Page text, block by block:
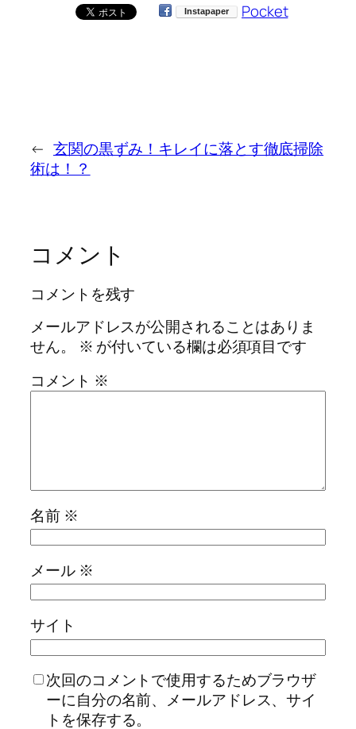
Pocket
← 玄関の黒ずみ！キレイに落とす徹底掃除
術は！？
コメント
コメントを残す
メールアドレスが公開されることはありま
せん。
※ が付いている欄は必須項目です
コメント ※
名前 ※
メール ※
サイト
次回のコメントで使用するためブラウザ
ーに自分の名前、メールアドレス、サイ
トを保存する。